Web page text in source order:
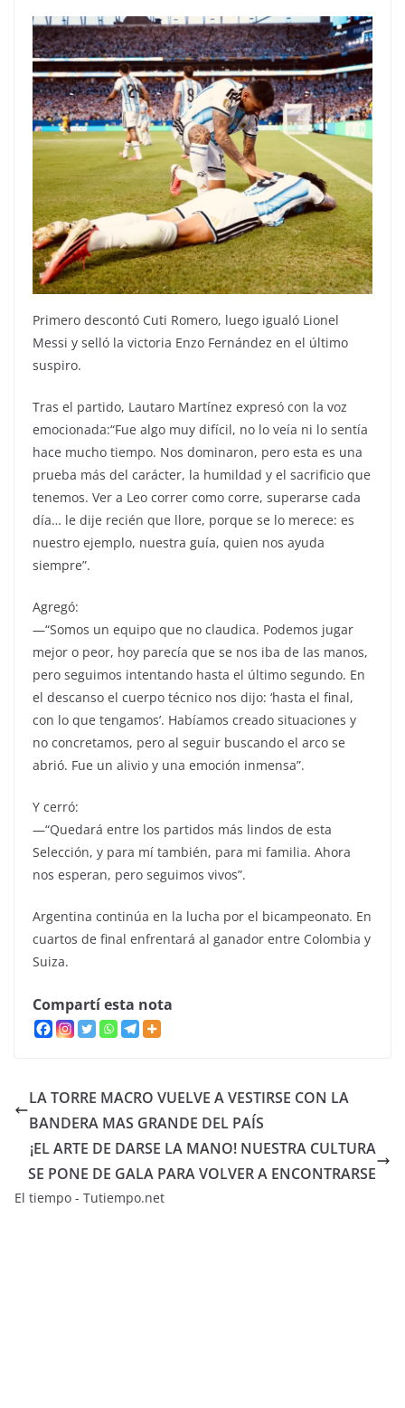
Primero descontó Cuti Romero, luego igualó Lionel
Messi y selló la victoria Enzo Fernández en el último
suspiro.
Tras el partido, Lautaro Martínez expresó con la voz
emocionada:“Fue algo muy difícil, no lo veía ni lo sentía
hace mucho tiempo. Nos dominaron, pero esta es una
prueba más del carácter, la humildad y el sacrificio que
tenemos. Ver a Leo correr como corre, superarse cada
día… le dije recién que llore, porque se lo merece: es
nuestro ejemplo, nuestra guía, quien nos ayuda
siempre”.
Agregó:
—“Somos un equipo que no claudica. Podemos jugar
mejor o peor, hoy parecía que se nos iba de las manos,
pero seguimos intentando hasta el último segundo. En
el descanso el cuerpo técnico nos dijo: ‘hasta el final,
con lo que tengamos’. Habíamos creado situaciones y
no concretamos, pero al seguir buscando el arco se
abrió. Fue un alivio y una emoción inmensa”.
Y cerró:
—“Quedará entre los partidos más lindos de esta
Selección, y para mí también, para mi familia. Ahora
nos esperan, pero seguimos vivos”.
Argentina continúa en la lucha por el bicampeonato. En
cuartos de final enfrentará al ganador entre Colombia y
Suiza.
Compartí esta nota
LA TORRE MACRO VUELVE A VESTIRSE CON LA
BANDERA MAS GRANDE DEL PAÍS
¡EL ARTE DE DARSE LA MANO! NUESTRA CULTURA
SE PONE DE GALA PARA VOLVER A ENCONTRARSE
El tiempo - Tutiempo.net